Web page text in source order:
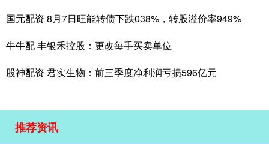
国元配资 8月7日旺能转债下跌038%，转股溢价率949%
牛牛配 丰银禾控股：更改每手买卖单位
股神配资 君实生物：前三季度净利润亏损596亿元
推荐资讯